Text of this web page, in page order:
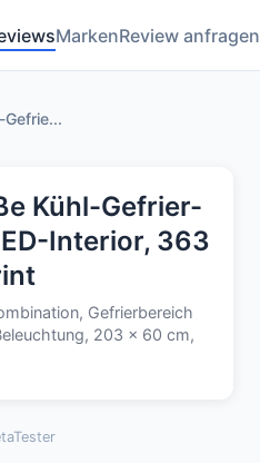
MarkenReview anfragen
Kühl-Gefrier-
Interior, 363
Gefrierbereich
203 x 60 cm,